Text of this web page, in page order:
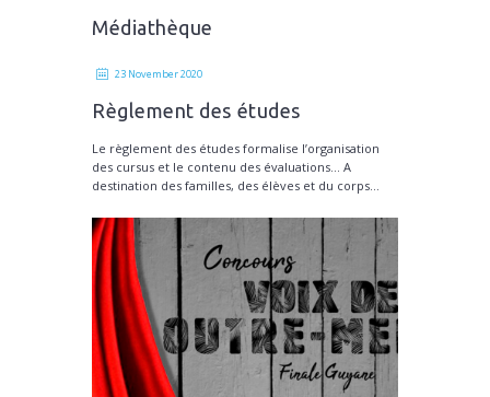
Médiathèque
23 November 2020
Règlement des études
Le règlement des études formalise l’organisation
des cursus et le contenu des évaluations… A
destination des familles, des élèves et du corps...